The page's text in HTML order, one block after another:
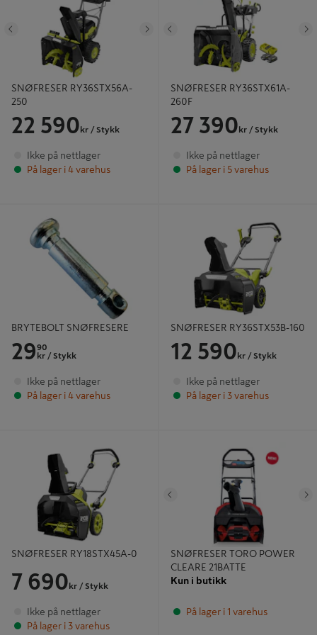
Neste
SNØFRESER RY36STX56A-
250
22 590 kr / Stykk
Ikke på nettlager
På lager i 4 varehus
Tidligere
SNØFRESER RY36STX61A-
260F
27 390 kr / Stykk
Ikke på nettlager
På lager i 5 varehus
BRYTEBOLT SNØFRESERE
2990
kr / Stykk
Ikke på nettlager
På lager i 4 varehus
SNØFRESER RY36STX53B-160
12 590 kr / Stykk
Ikke på nettlager
På lager i 3 varehus
SNØFRESER RY18STX45A-0
7 690 kr / Stykk
Ikke på nettlager
På lager i 3 varehus
CLEARE 21BATTE
SNØFRESER TORO POWER
CLEARE 21BATTE
Kun i butikk
På lager i 1 varehus